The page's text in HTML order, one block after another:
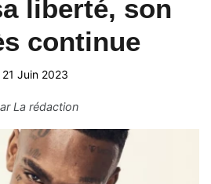
liberté, son
continue
21 Juin 2023
La rédaction